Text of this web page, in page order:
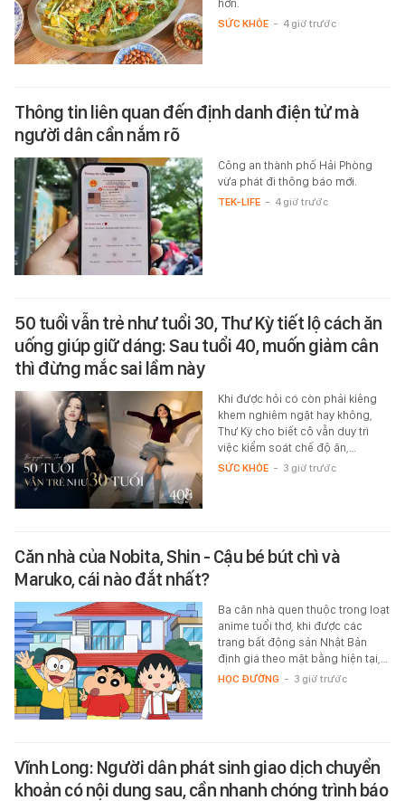
hơn.
SỨC KHỎE - 4 giờ trước
Thông tin liên quan đến định danh điện tử mà
người dân cần nắm rõ
Công an thành phố Hải Phòng
vừa phát đi thông báo mới.
TEK-LIFE - 4 giờ trước
50 tuổi vẫn trẻ như tuổi 30, Thư Kỳ tiết lộ cách ăn
uống giúp giữ dáng: Sau tuổi 40, muốn giảm cân
thì đừng mắc sai lầm này
Khi được hỏi có còn phải kiêng
khem nghiêm ngặt hay không,
Thư Kỳ cho biết cô vẫn duy trì
việc kiểm soát chế độ ăn,…
SỨC KHỎE - 3 giờ trước
Căn nhà của Nobita, Shin - Cậu bé bút chì và
Maruko, cái nào đắt nhất?
Ba căn nhà quen thuộc trong loạt
anime tuổi thơ, khi được các
trang bất động sản Nhật Bản
định giá theo mặt bằng hiện tại,…
HỌC ĐƯỜNG - 3 giờ trước
Vĩnh Long: Người dân phát sinh giao dịch chuyển
khoản có nội dung sau, cần nhanh chóng trình báo